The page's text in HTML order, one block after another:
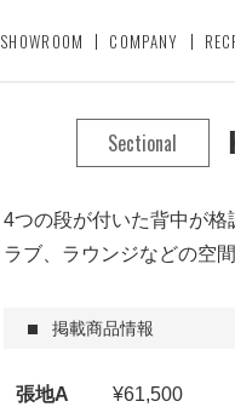
SHOWROOM COMPANY
Sectional
4つの段が付いた背中が格
ラブ、ラウンジなどの空
掲載商品情報
張地A ¥61,500